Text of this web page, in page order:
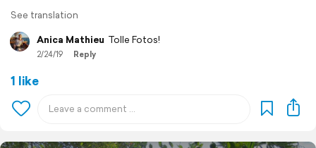
See translation
Anica Mathieu Tolle Fotos!
2/24/19 Reply
1 like